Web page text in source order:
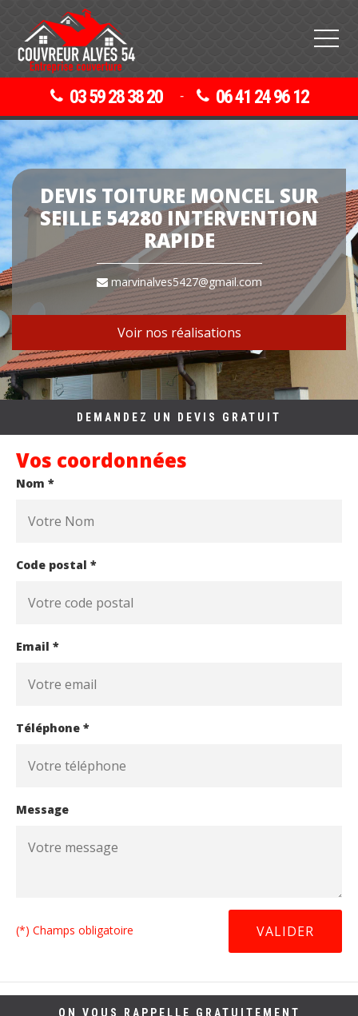
03 59 28 38 20 - 06 41 24 96 12
DEVIS TOITURE MONCEL SUR
SEILLE 54280 INTERVENTION
RAPIDE
marvinalves5427@gmail.com
Voir nos réalisations
DEMANDEZ UN DEVIS GRATUIT
Vos coordonnées
Nom *
Code postal *
Email *
Téléphone *
Message
(*) Champs obligatoire
ON VOUS RAPPELLE GRATUITEMENT